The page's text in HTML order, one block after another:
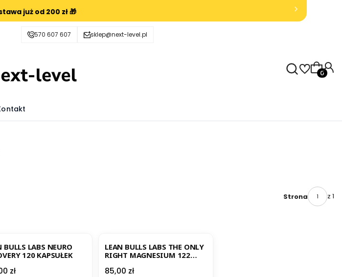
już od 200 zł 🎁
570 607 607 sklep@next-level.pl
Strona z 1
BULLS LABS NEURO
120 KAPSUŁEK
zł
LEAN BULLS LABS THE ONLY
RIGHT MAGNESIUM 122
Cena
85,00 zł